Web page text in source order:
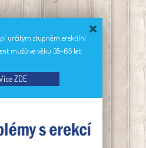
určitým stupněm erektilní
mužů ve věku 35–65 let.
ZDE